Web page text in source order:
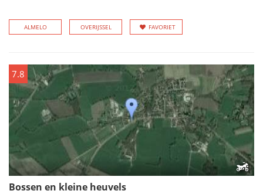
ALMELO OVERIJSSEL FAVORIET
7.8
Bossen en kleine heuvels